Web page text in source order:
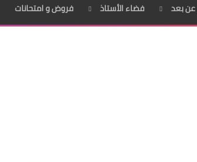
عن بعد فضاء الأستاذ فروض و امتحانات